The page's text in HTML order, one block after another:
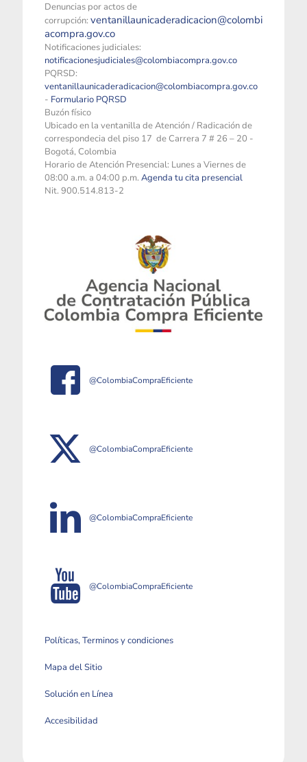
Denuncias por actos de
corrupción: ventanillaunicaderadicacion@colombi
acompra.gov.co
Notificaciones judiciales:
notificacionesjudiciales@colombiacompra.gov.co
PQRSD:
ventanillaunicaderadicacion@colombiacompra.gov.co
- Formulario PQRSD
Buzón físico
Ubicado en la ventanilla de Atención / Radicación de
correspondecia del piso 17 de Carrera 7 # 26 – 20 -
Bogotá, Colombia
Horario de Atención Presencial: Lunes a Viernes de
08:00 a.m. a 04:00 p.m. Agenda tu cita presencial
Nit. 900.514.813-2
@ColombiaCompraEficiente
@ColombiaCompraEficiente
@ColombiaCompraEficiente
@ColombiaCompraEficiente
Políticas, Terminos y condiciones
Mapa del Sitio
Solución en Línea
Accesibilidad